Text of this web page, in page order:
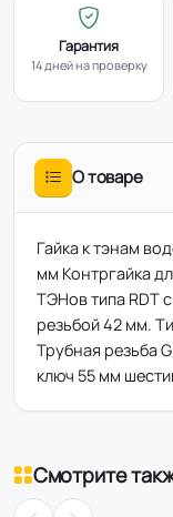
Гарантия
14 дней на проверку
О товаре
Гайка к тэнам
мм Контргайка
ТЭНов типа RDT
резьбой 42 мм.
Трубная резьба
ключ 55 мм
Смотрите